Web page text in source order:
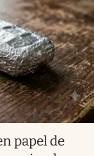
papel de